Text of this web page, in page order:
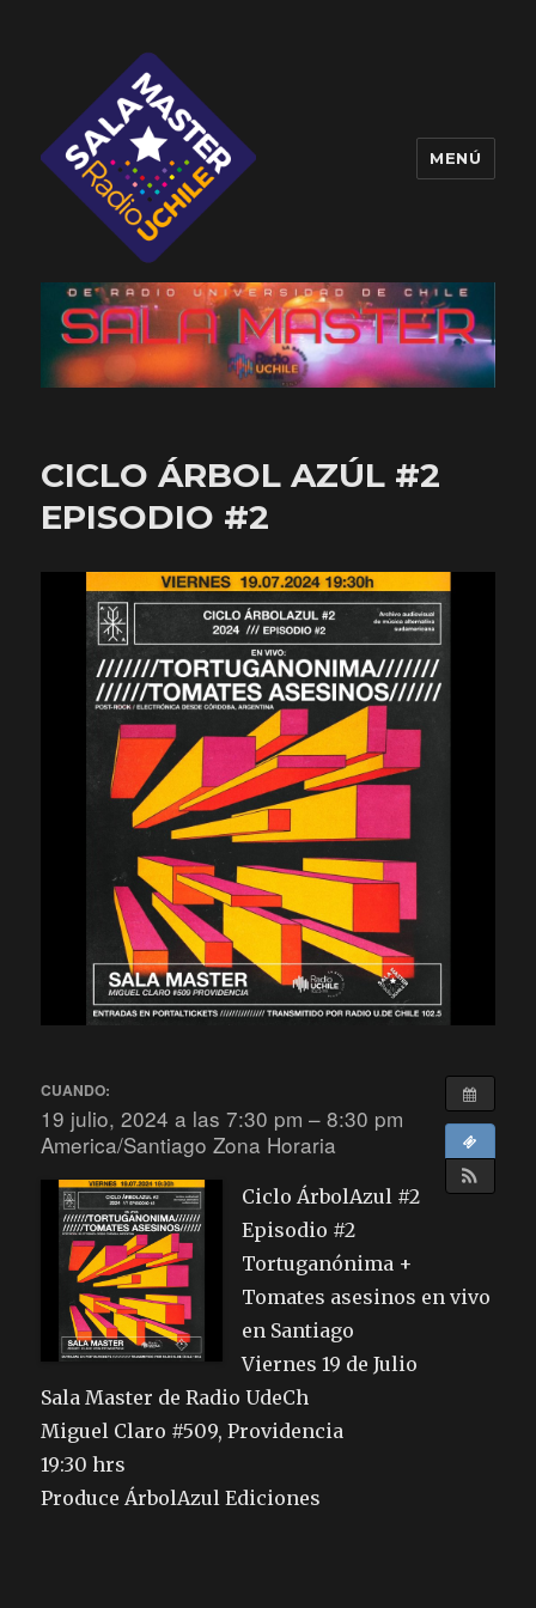
Sala Master
MENÚ
CICLO ÁRBOL AZÚL #2
EPISODIO #2
CUANDO:
19 julio, 2024 a las 7:30 pm – 8:30 pm
America/Santiago Zona Horaria
Ciclo ÁrbolAzul #2
Episodio #2
Tortuganónima +
Tomates asesinos en vivo
en Santiago
Viernes 19 de Julio
Sala Master de Radio UdeCh
Miguel Claro #509, Providencia
19:30 hrs
Produce ÁrbolAzul Ediciones